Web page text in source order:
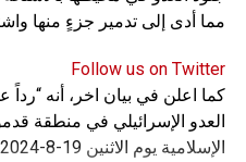
مما أدى إلى تدمير جزءٍ منها
Follow us on Twitter
كما اعلن في بيان اخر، أنه “رداً
العدو الإسرائيلي في منطقة